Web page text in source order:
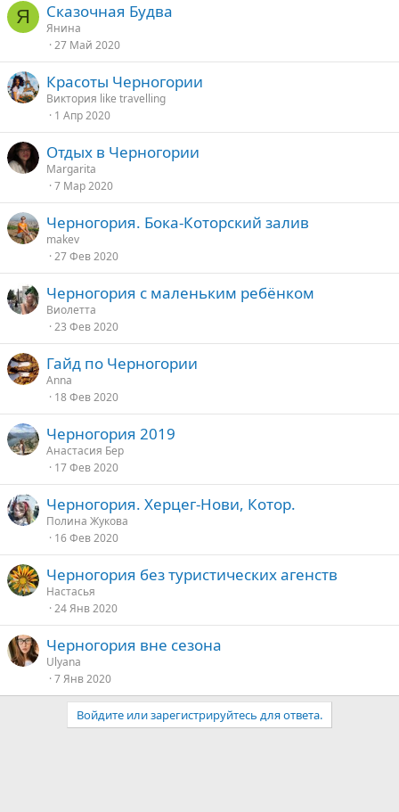
Я Сказочная Будва
Янина
27 Май 2020
Красоты Черногории
Виктория like travelling
1 Апр 2020
Отдых в Черногории
Margarita
7 Мар 2020
Черногория. Бока-Которский залив
makev
27 Фев 2020
Черногория с маленьким ребёнком
Виолетта
23 Фев 2020
Гайд по Черногории
Аnna
18 Фев 2020
Черногория 2019
Анастасия Бер
17 Фев 2020
Черногория. Херцег-Нови, Котор.
Полина Жукова
16 Фев 2020
Черногория без туристических агенств
Настасья
24 Янв 2020
Черногория вне сезона
Ulyana
7 Янв 2020
Войдите или зарегистрируйтесь для ответа.